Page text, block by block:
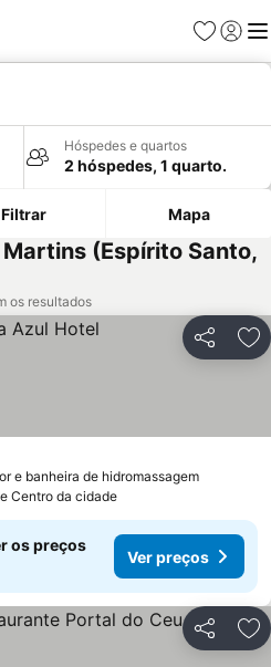
Favoritos
Iniciar
Hóspedes e quartos
2 hóspedes, 1 quarto.
Filtrar Mapa
(Espírito Santo,
os resultados
Partilhar
e banheira de hidromassagem
Centro da cidade
os preços
Ver preços
Partilhar